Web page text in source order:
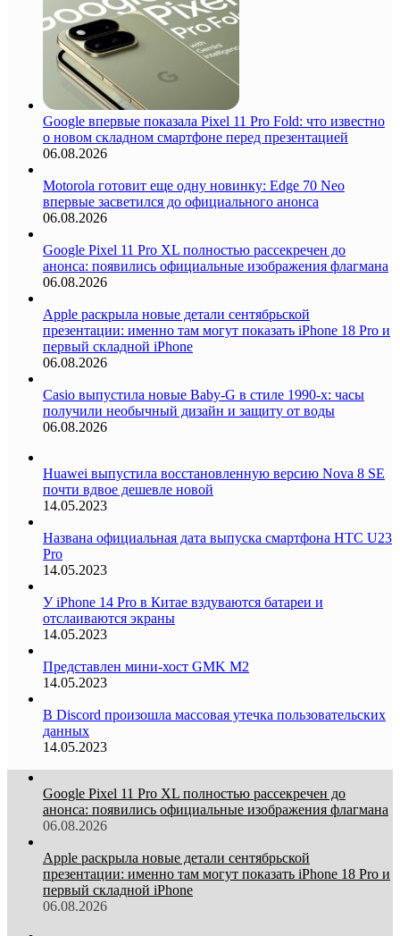
Google впервые показала Pixel 11 Pro Fold: что известно
о новом складном смартфоне перед презентацией
06.08.2026
Motorola готовит еще одну новинку: Edge 70 Neo
впервые засветился до официального анонса
06.08.2026
Google Pixel 11 Pro XL полностью рассекречен до
анонса: появились официальные изображения флагмана
06.08.2026
Apple раскрыла новые детали сентябрьской
презентации: именно там могут показать iPhone 18 Pro и
первый складной iPhone
06.08.2026
Casio выпустила новые Baby-G в стиле 1990-х: часы
получили необычный дизайн и защиту от воды
06.08.2026
Huawei выпустила восстановленную версию Nova 8 SE
почти вдвое дешевле новой
14.05.2023
Названа официальная дата выпуска смартфона HTC U23
Pro
14.05.2023
У iPhone 14 Pro в Китае вздуваются батареи и
отслаиваются экраны
14.05.2023
Представлен мини-хост GMK M2
14.05.2023
В Discord произошла массовая утечка пользовательских
данных
14.05.2023
Google Pixel 11 Pro XL полностью рассекречен до
анонса: появились официальные изображения флагмана
06.08.2026
Apple раскрыла новые детали сентябрьской
презентации: именно там могут показать iPhone 18 Pro и
первый складной iPhone
06.08.2026